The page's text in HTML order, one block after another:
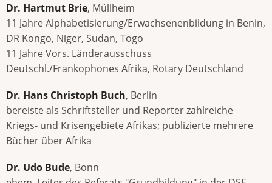
Dr. Hartmut Brie, Müllheim
11 Jahre Alphabetisierung/Erwachsenenbildung in Benin,
DR Kongo, Niger, Sudan, Togo
11 Jahre Vors. Länderausschuss
Deutschl./Frankophones Afrika, Rotary Deutschland
Dr. Hans Christoph Buch, Berlin
bereiste als Schriftsteller und Reporter zahlreiche
Kriegs- und Krisengebiete Afrikas; publizierte mehrere
Bücher über Afrika
Dr. Udo Bude, Bonn